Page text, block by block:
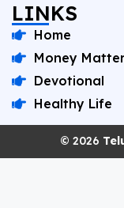
LINKS
Home
Money
Devotional
Healthy Life
© 2026